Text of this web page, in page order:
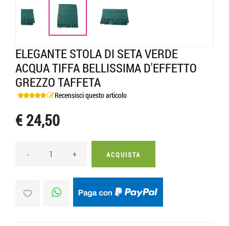
ELEGANTE STOLA DI SETA VERDE
ACQUA TIFFA BELLISSIMA D'EFFETTO
GREZZO TAFFETA
Recensisci questo articolo
€ 24,50
- + ACQUISTA